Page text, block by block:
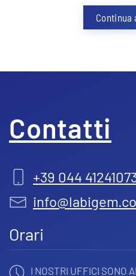
Continua
Contatti
+39 044
Orari
I NOSTRI UFFICI SONO